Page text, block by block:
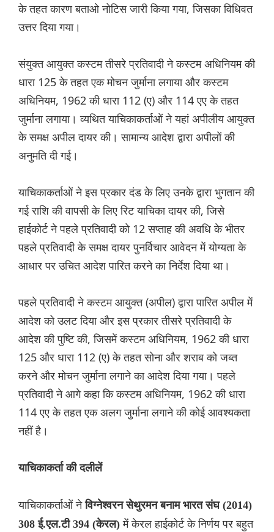
के तहत कारण बताओ नोटिस जारी किया गया, जिसका विधिवत
उत्तर दिया गया।
संयुक्त आयुक्त कस्टम तीसरे प्रतिवादी ने कस्टम अधिनियम की
धारा 125 के तहत एक मोचन जुर्माना लगाया और कस्टम
अधिनियम, 1962 की धारा 112 (ए) और 114 एए के तहत
जुर्माना लगाया। व्यथित याचिकाकर्ताओं ने यहां अपीलीय आयुक्त
के समक्ष अपील दायर की। सामान्य आदेश द्वारा अपीलों की
अनुमति दी गई।
याचिकाकर्ताओं ने इस प्रकार दंड के लिए उनके द्वारा भुगतान की
गई राशि की वापसी के लिए रिट याचिका दायर की, जिसे
हाईकोर्ट ने पहले प्रतिवादी को 12 सप्ताह की अवधि के भीतर
पहले प्रतिवादी के समक्ष दायर पुनर्विचार आवेदन में योग्यता के
आधार पर उचित आदेश पारित करने का निर्देश दिया था।
पहले प्रतिवादी ने कस्टम आयुक्त (अपील) द्वारा पारित अपील में
आदेश को उलट दिया और इस प्रकार तीसरे प्रतिवादी के
आदेश की पुष्टि की, जिसमें कस्टम अधिनियम, 1962 की धारा
125 और धारा 112 (ए) के तहत सोना और शराब को जब्त
करने और मोचन जुर्माना लगाने का आदेश दिया गया। पहले
प्रतिवादी ने आगे कहा कि कस्टम अधिनियम, 1962 की धारा
114 एए के तहत एक अलग जुर्माना लगाने की कोई आवश्यकता
नहीं है।
याचिकाकर्ता की दलीलें
याचिकाकर्ताओं नेविग्नेश्वरन सेथुरमन बनाम भारत संघ (2014)
308 ई.एल.टी 394 (केरल) में केरल हाईकोर्ट के निर्णय पर बहुत